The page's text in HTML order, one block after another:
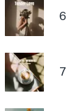
6
7